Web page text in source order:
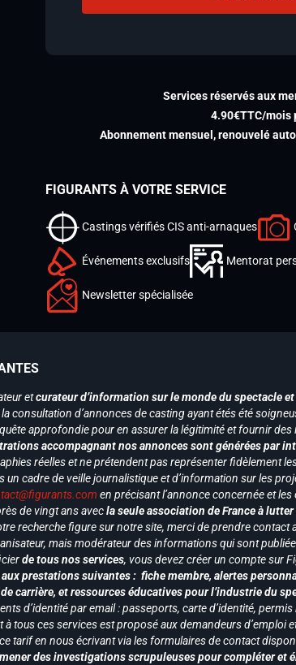
Services réservés aux
4.90€TTC/mois
Abonnement mensuel, renouvelé
FIGURANTS À VOTRE SERVICE
Castings vérifiés CIS anti-arnaques
Événements exclusifs Mentorat
Newsletter spécialisée
etcurateur d’information sur le monde du spectacle
consultation d’annonces de casting ayant étés été
approfondie pour en assurer la légitimité et fournir
accompagnant nos annonces sont générées par
réelles et ne prétendent pas représenter fidèlement
un cadre de veille journalistique et d’information sur les
en précisant l’annonce concernée et
de vingt ans avecla seule association de France à
recherche figure sur notre site, merci de prendre contact
mais modérateur des informations qui sont
de tous nos services, vous devez créer un compte sur
prestations suivantes : fiche membre, alertes
carrière, et ressources éducatives pour l’industrie du
d’identité par email : passeports, carte d’identité, permis
à tous ces services est proposé aux demandeurs
tarif en nous écrivant via les formulaires de contact
des investigations scrupuleuses pour compléter et